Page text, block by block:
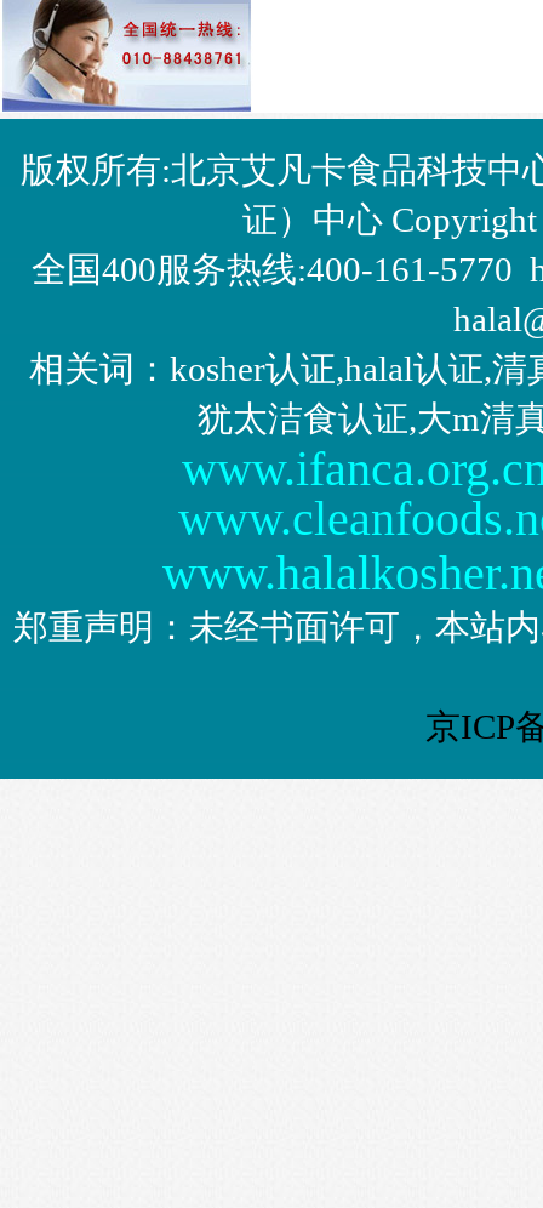
版权所有:北京艾凡卡食品科技
证）中心
全国400服务热线:400-161-5770
相关词：kosher认证,halal认证,
犹太洁食认证,大m清
郑重声明：未经书面许可，本站
京ICP